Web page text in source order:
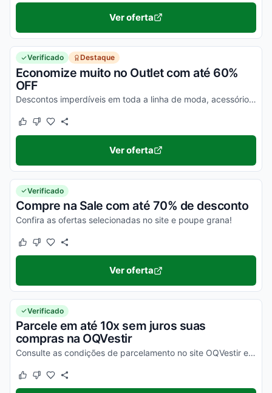
Ver oferta
Verificado Destaque
Economize muito no Outlet com até 60%
OFF
Descontos imperdíveis em toda a linha de moda, acessórios e muito no mais no Outlet OQVestir e poupe até 60%. Confira agora!
Este cupom funcionou
Este cupom não funcionou
Ver oferta
Verificado
Compre na Sale com até 70% de desconto
Confira as ofertas selecionadas no site e poupe grana!
Este cupom funcionou
Este cupom não funcionou
Ver oferta
Verificado
Parcele em até 10x sem juros suas
compras na OQVestir
Consulte as condições de parcelamento no site OQVestir e aproveite para pagar em até 10x sem juros no cartão de crédito.
Este cupom funcionou
Este cupom não funcionou